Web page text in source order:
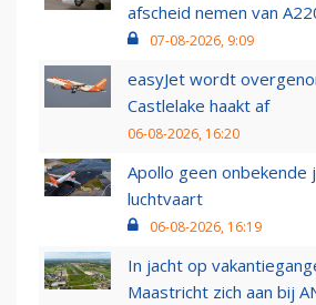
afscheid nemen van
07-08-2026, 9:09
easyJet wordt
Castlelake haakt af
06-08-2026, 16:20
Apollo geen onbekende
luchtvaart
06-08-2026, 16:19
In jacht op
Maastricht zich aan bij